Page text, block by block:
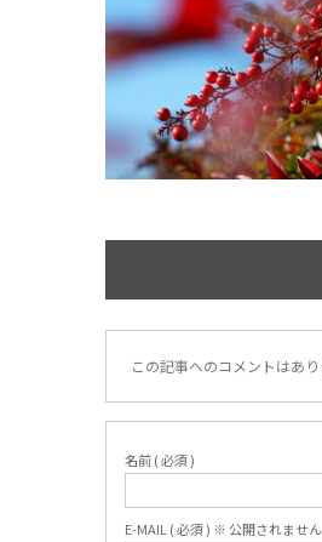
この記事へのコメントはあり
名前 ( 必須 )
E-MAIL ( 必須 ) ※ 公開されません